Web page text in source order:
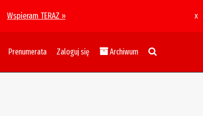
Wspieram TERAZ » x
Prenumerata Zaloguj się Archiwum